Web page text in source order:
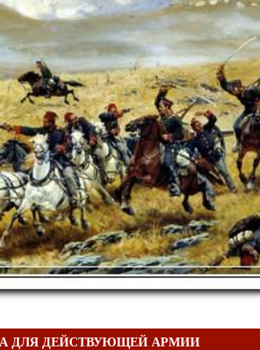
ДЛЯ ДЕЙСТВУЮЩЕЙ АРМИИ